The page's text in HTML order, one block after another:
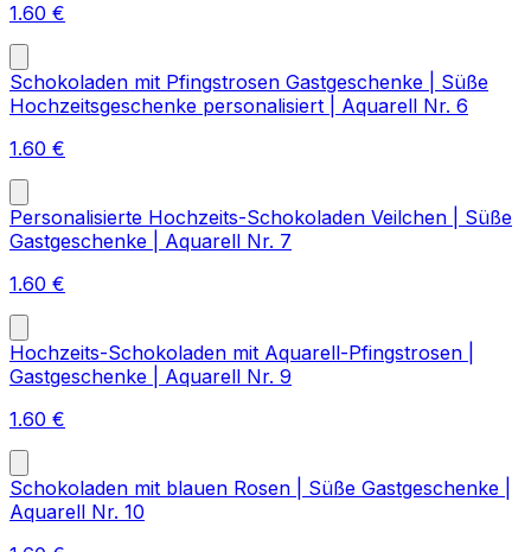
1.60 €
Schokoladen mit Pfingstrosen Gastgeschenke | Süße
Hochzeitsgeschenke personalisiert | Aquarell Nr. 6
1.60 €
Personalisierte Hochzeits-Schokoladen Veilchen | Süße
Gastgeschenke | Aquarell Nr. 7
1.60 €
Hochzeits-Schokoladen mit Aquarell-Pfingstrosen |
Gastgeschenke | Aquarell Nr. 9
1.60 €
Schokoladen mit blauen Rosen | Süße Gastgeschenke |
Aquarell Nr. 10